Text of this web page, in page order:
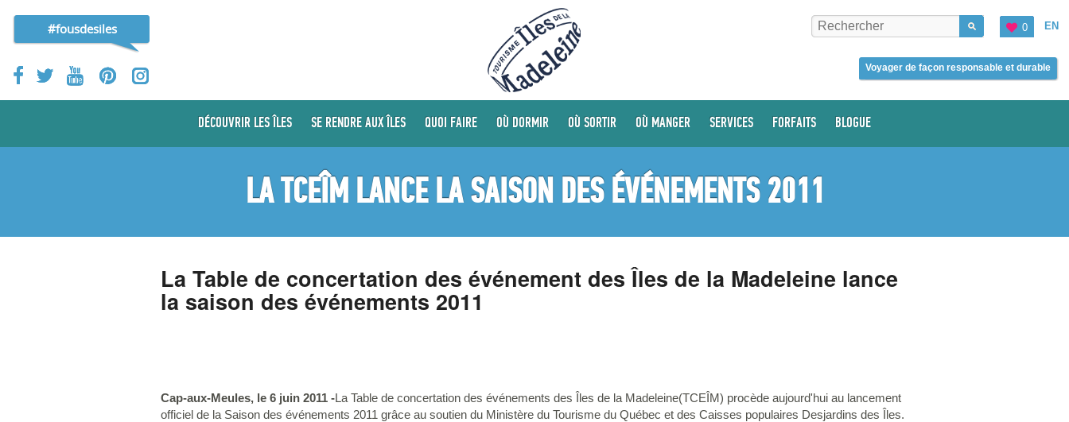
#fousdesiles EN
0
Voyager de façon responsable et durable
DÉCOUVRIR LES ÎLES SE RENDRE AUX ÎLES QUOI FAIRE OÙ DORMIR OÙ SORTIR OÙ MANGER SERVICES FORFAITS BLOGUE
LA TCEÎM LANCE LA SAISON DES ÉVÉNEMENTS 2011
La Table de concertation des événement des Îles de la Madeleine lance
la saison des événements 2011
Cap-aux-Meules, le 6 juin 2011 -La Table de concertation des événements des Îles de la Madeleine(TCEÎM) procède aujourd'hui au lancement
officiel de la Saison des événements 2011 grâce au soutien du Ministère du Tourisme du Québec et des Caisses populaires Desjardins des Îles.